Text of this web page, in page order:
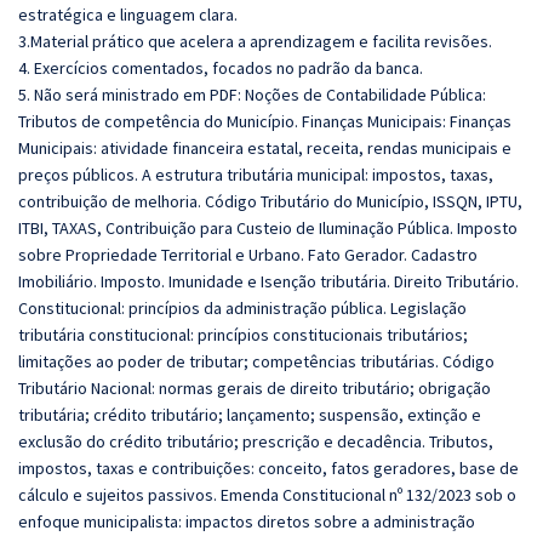
estratégica e linguagem clara.
3.Material prático que acelera a aprendizagem e facilita revisões.
4. Exercícios comentados, focados no padrão da banca.
5. Não será ministrado em PDF: Noções de Contabilidade Pública:
Tributos de competência do Município. Finanças Municipais: Finanças
Municipais: atividade financeira estatal, receita, rendas municipais e
preços públicos. A estrutura tributária municipal: impostos, taxas,
contribuição de melhoria. Código Tributário do Município, ISSQN, IPTU,
ITBI, TAXAS, Contribuição para Custeio de Iluminação Pública. Imposto
sobre Propriedade Territorial e Urbano. Fato Gerador. Cadastro
Imobiliário. Imposto. Imunidade e Isenção tributária. Direito Tributário.
Constitucional: princípios da administração pública. Legislação
tributária constitucional: princípios constitucionais tributários;
limitações ao poder de tributar; competências tributárias. Código
Tributário Nacional: normas gerais de direito tributário; obrigação
tributária; crédito tributário; lançamento; suspensão, extinção e
exclusão do crédito tributário; prescrição e decadência. Tributos,
impostos, taxas e contribuições: conceito, fatos geradores, base de
cálculo e sujeitos passivos. Emenda Constitucional nº 132/2023 sob o
enfoque municipalista: impactos diretos sobre a administração